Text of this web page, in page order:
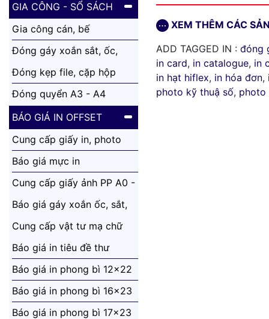
GIA CÔNG - SỔ SÁCH
Gia công cán, bế
Đóng gáy xoắn sắt, ốc,
nhựa
Đóng kẹp file, cặp hộp
Đóng quyển A3 - A4
BÁO GIÁ IN OFFSET
Cung cấp giấy in, photo
Báo giá mực in
Cung cấp giấy ảnh PP A0 -
A4
Báo giá gáy xoắn ốc, sắt,
nhựa
Cung cấp vật tư mạ chữ
vàng
Báo giá in tiêu đề thư
Báo giá in phong bì 12x22
Báo giá in phong bì 16x23
Báo giá in phong bì 17x23
XEM THÊM CÁC
ADD TAGGED IN : đóng
in card, in catalogue, in
in hạt hiflex, in hóa đơn,
photo kỹ thuậ số, photo